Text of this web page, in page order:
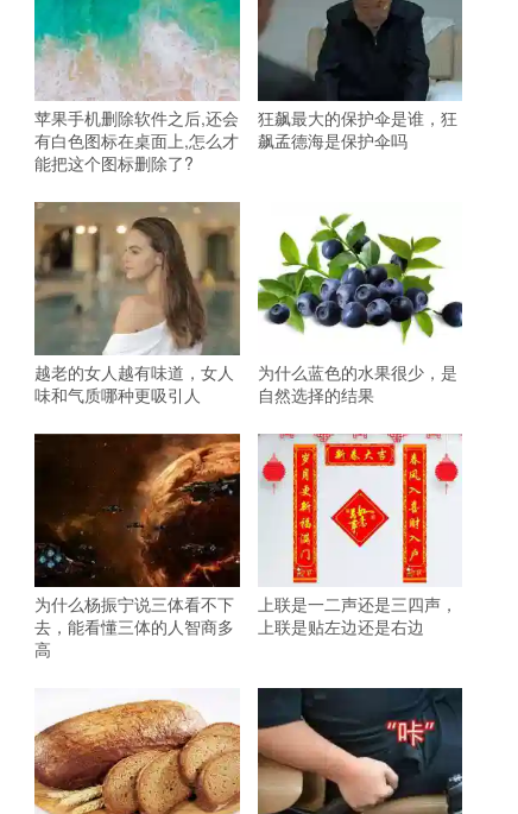
苹果手机删除软件之后,还会
有白色图标在桌面上,怎么才
能把这个图标删除了?
狂飙最大的保护伞是谁，狂
飙孟德海是保护伞吗
越老的女人越有味道，女人
味和气质哪种更吸引人
为什么蓝色的水果很少，是
自然选择的结果
为什么杨振宁说三体看不下
去，能看懂三体的人智商多
高
上联是一二声还是三四声，
上联是贴左边还是右边